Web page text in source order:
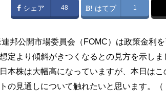
シェア 48 はてブ 1
邦公開市場委員会（FOMC）は政策金利
定より傾斜がきつくなるとの見方を示し
本株は大幅高になっていますが、本日は
の見通しについて触れたいと思います。（